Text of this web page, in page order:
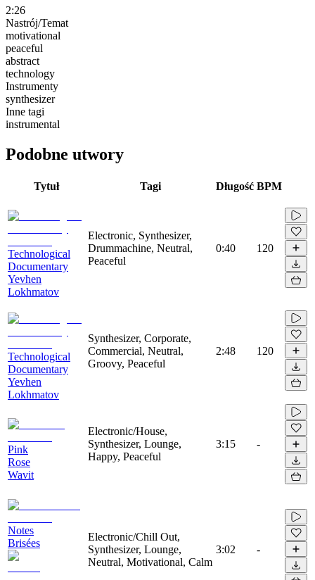
2:26
Nastrój/Temat
motivational
peaceful
abstract
technology
Instrumenty
synthesizer
Inne tagi
instrumental
Podobne utwory
Tytuł Tagi Długość BPM
Technological
Documentary
Yevhen
Lokhmatov
Electronic, Synthesizer,
Drummachine, Neutral,
Peaceful
0:40 120
Technological
Documentary
Yevhen
Lokhmatov
Synthesizer, Corporate,
Commercial, Neutral,
Groovy, Peaceful
2:48 120
Pink
Rose
Wavit
Electronic/House,
Synthesizer, Lounge,
Happy, Peaceful
3:15 -
Notes
Brisées
Electronic/Chill Out,
Synthesizer, Lounge,
Neutral, Motivational, Calm
3:02 -